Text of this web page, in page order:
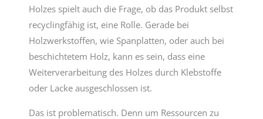
Holzes spielt auch die Frage, ob das Produkt selbst
recyclingfähig ist, eine Rolle. Gerade bei
Holzwerkstoffen, wie Spanplatten, oder auch bei
beschichtetem Holz, kann es sein, dass eine
Weiterverarbeitung des Holzes durch Klebstoffe
oder Lacke ausgeschlossen ist.
Das ist problematisch. Denn um Ressourcen zu